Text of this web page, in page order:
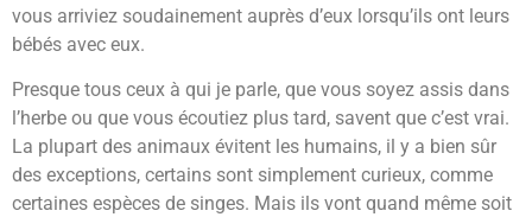
vous arriviez soudainement auprès d’eux lorsqu’ils ont leurs
bébés avec eux.
Presque tous ceux à qui je parle, que vous soyez assis dans
l’herbe ou que vous écoutiez plus tard, savent que c’est vrai.
La plupart des animaux évitent les humains, il y a bien sûr
des exceptions, certains sont simplement curieux, comme
certaines espèces de singes. Mais ils vont quand même soit